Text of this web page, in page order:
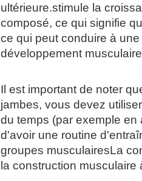
ultérieure.stimule la
composé, ce qui signifie
ce qui peut conduire à
développement
Il est important de noter
jambes, vous devez
du temps (par exemple
d'avoir une routine
groupes musculairesLa
la construction musculaire